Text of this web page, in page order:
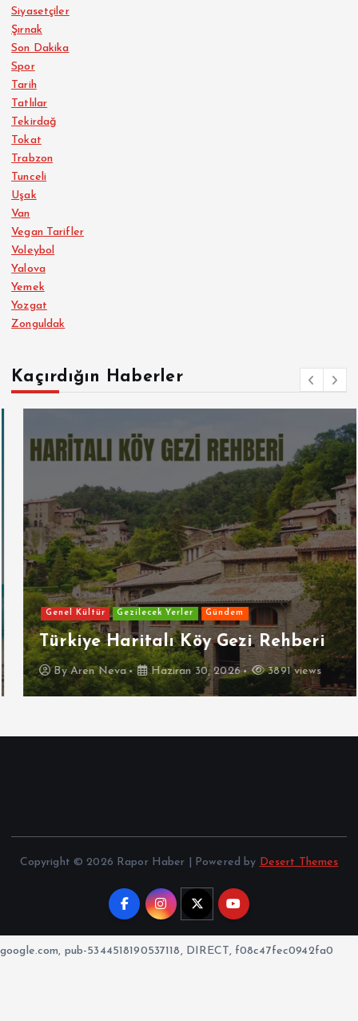
Siyasetçiler
Şırnak
Son Dakika
Spor
Tarih
Tatlılar
Tekirdağ
Tokat
Trabzon
Tunceli
Uşak
Van
Vegan Tarifler
Voleybol
Yalova
Yemek
Yozgat
Zonguldak
Kaçırdığın Haberler
Genel Kültür Gezilecek Yerler Gündem
Türkiye Haritalı Köy Gezi Rehberi
ByAren Neva Haziran 30, 2026 3891 views
Copyright © 2026 Rapor Haber | Powered by Desert Themes
google.com, pub-5344518190537118, DIRECT, f08c47fec0942fa0